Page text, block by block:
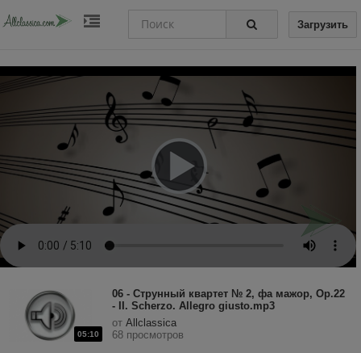
Загрузить
05:10
06 - Струнный квартет № 2, фа мажор, Op.22
- II. Scherzo. Allegro giusto.mp3
от Allclassica
68 просмотров